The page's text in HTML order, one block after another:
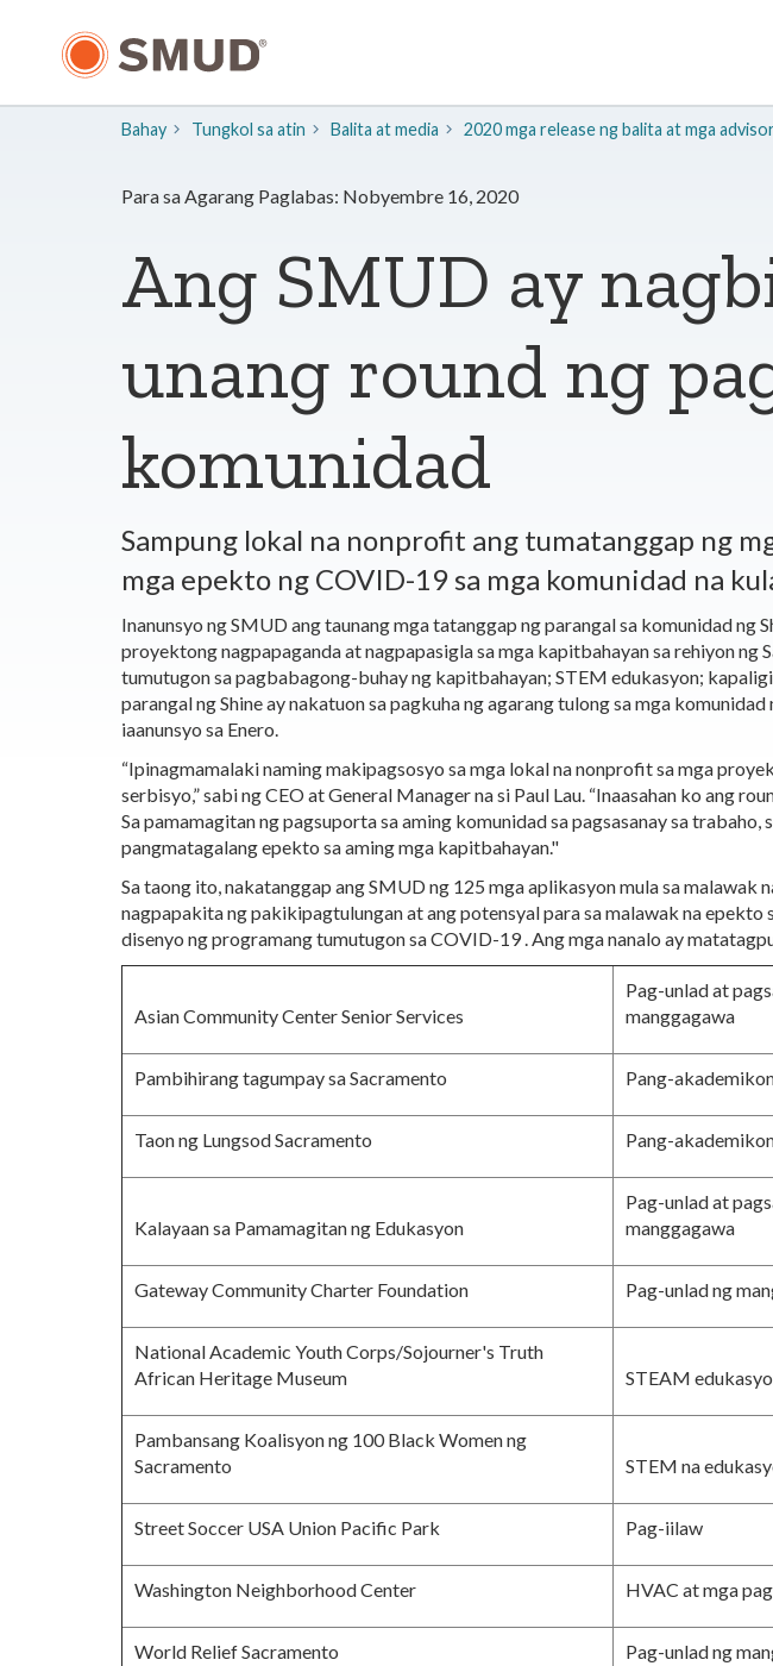
Pangunahing
Bahay Tungkol sa atin ​Balita at media 2020 mga release ng balita at mga
Para sa Agarang Paglabas: Nobyembre 16, 2020
Ang SMUD ay
unang round ng
komunidad
Sampung lokal na nonprofit ang tumatanggap ng
mga epekto ng COVID-19 sa mga komunidad na
Inanunsyo ng SMUD ang taunang mga tatanggap ng parangal sa komunidad ng
proyektong nagpapaganda at nagpapasigla sa mga kapitbahayan sa rehiyon ng
tumutugon sa pagbabagong-buhay ng kapitbahayan; STEM edukasyon;
parangal ng Shine ay nakatuon sa pagkuha ng agarang tulong sa mga
iaanunsyo sa Enero.
“Ipinagmamalaki naming makipagsosyo sa mga lokal na nonprofit sa mga
serbisyo,” sabi ng CEO at General Manager na si Paul Lau. “Inaasahan ko ang
Sa pamamagitan ng pagsuporta sa aming komunidad sa pagsasanay sa
pangmatagalang epekto sa aming mga kapitbahayan."
Sa taong ito, nakatanggap ang SMUD ng 125 mga aplikasyon mula sa malawak
nagpapakita ng pakikipagtulungan at ang potensyal para sa malawak na epekto
disenyo ng programang tumutugon sa COVID-19 . Ang mga nanalo ay
Asian CommunityCenterSenior Services
Pag-unlad at
manggagawa
Pambihirang tagumpay sa Sacramento Pang-
Taon ng Lungsod Sacramento Pang-
Kalayaan sa Pamamagitan ng Edukasyon
Pag-unlad at
manggagawa
Gateway Community Charter Foundation Pag-unlad ng
National Academic Youth Corps/Sojourner's Truth
African Heritage Museum
STEAM
Pambansang Koalisyon ng 100 Black Women ng
Sacramento
STEM na
Street Soccer USA Union Pacific Park Pag-iilaw
Washington Neighborhood Center HVAC at mga
World Relief Sacramento Pag-unlad ng